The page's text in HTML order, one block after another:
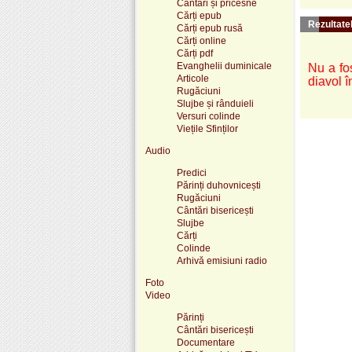
Cântări și pricesne
Cărți epub
Cărți epub rusă
Cărți online
Cărți pdf
Evanghelii duminicale
Articole
Rugăciuni
Slujbe și rânduieli
Versuri colinde
Viețile Sfinților
Audio
Predici
Părinți duhovnicești
Rugăciuni
Cântări bisericești
Slujbe
Cărți
Colinde
Arhivă emisiuni radio
Foto
Video
Părinți
Cântări bisericești
Documentare
Nu a
diavol